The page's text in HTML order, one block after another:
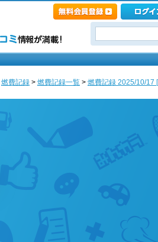
燃費記録 > 燃費記録一覧 > 燃費記録 2025/10/17